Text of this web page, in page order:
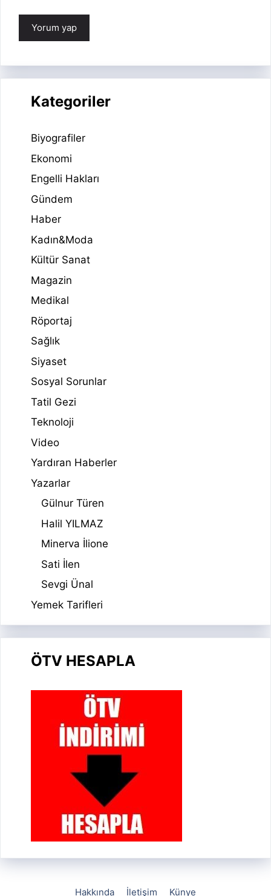
Kategoriler
Biyografiler
Ekonomi
Engelli Hakları
Gündem
Haber
Kadın&Moda
Kültür Sanat
Magazin
Medikal
Röportaj
Sağlık
Siyaset
Sosyal Sorunlar
Tatil Gezi
Teknoloji
Video
Yardıran Haberler
Yazarlar
Gülnur Türen
Halil YILMAZ
Minerva İlione
Sati İlen
Sevgi Ünal
Yemek Tarifleri
ÖTV HESAPLA
Hakkında İletişim Künye